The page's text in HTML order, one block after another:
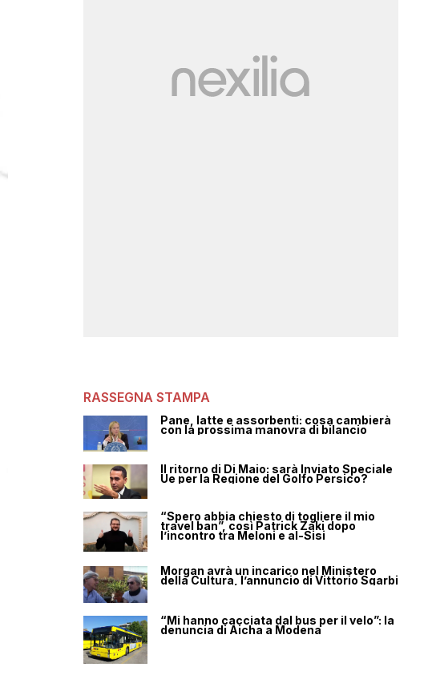
RASSEGNA STAMPA
Pane, latte e assorbenti: cosa cambierà
con la prossima manovra di bilancio
Il ritorno di Di Maio: sarà Inviato Speciale
Ue per la Regione del Golfo Persico?
“Spero abbia chiesto di togliere il mio
travel ban”, così Patrick Zaki dopo
l’incontro tra Meloni e al-Sisi
Morgan avrà un incarico nel Ministero
della Cultura, l’annuncio di Vittorio Sgarbi
“Mi hanno cacciata dal bus per il velo”: la
denuncia di Aicha a Modena